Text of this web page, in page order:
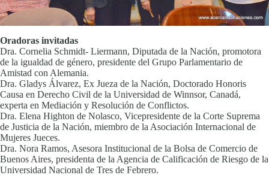
Oradoras invitadas
Dra. Cornelia Schmidt- Liermann, Diputada de la Nación, promotora
de la igualdad de género, presidente del Grupo Parlamentario de
Amistad con Alemania.
Dra. Gladys Álvarez, Ex Jueza de la Nación, Doctorado Honoris
Causa en Derecho Civil de la Universidad de Winnsor, Canadá,
experta en Mediación y Resolución de Conflictos.
Dra. Elena Highton de Nolasco, Vicepresidente de la Corte Suprema
de Justicia de la Nación, miembro de la Asociación Internacional de
Mujeres Jueces.
Dra. Nora Ramos, Asesora Institucional de la Bolsa de Comercio de
Buenos Aires, presidenta de la Agencia de Calificación de Riesgo de la
Universidad Nacional de Tres de Febrero.